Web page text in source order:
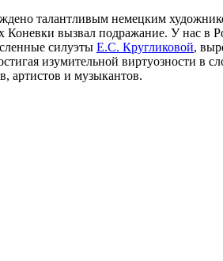
талантливым немецким
вызвал подражание. У нас в
силуэты Е.С. Кругликовой,
изумительной виртуозности
артистов и музыкантов.